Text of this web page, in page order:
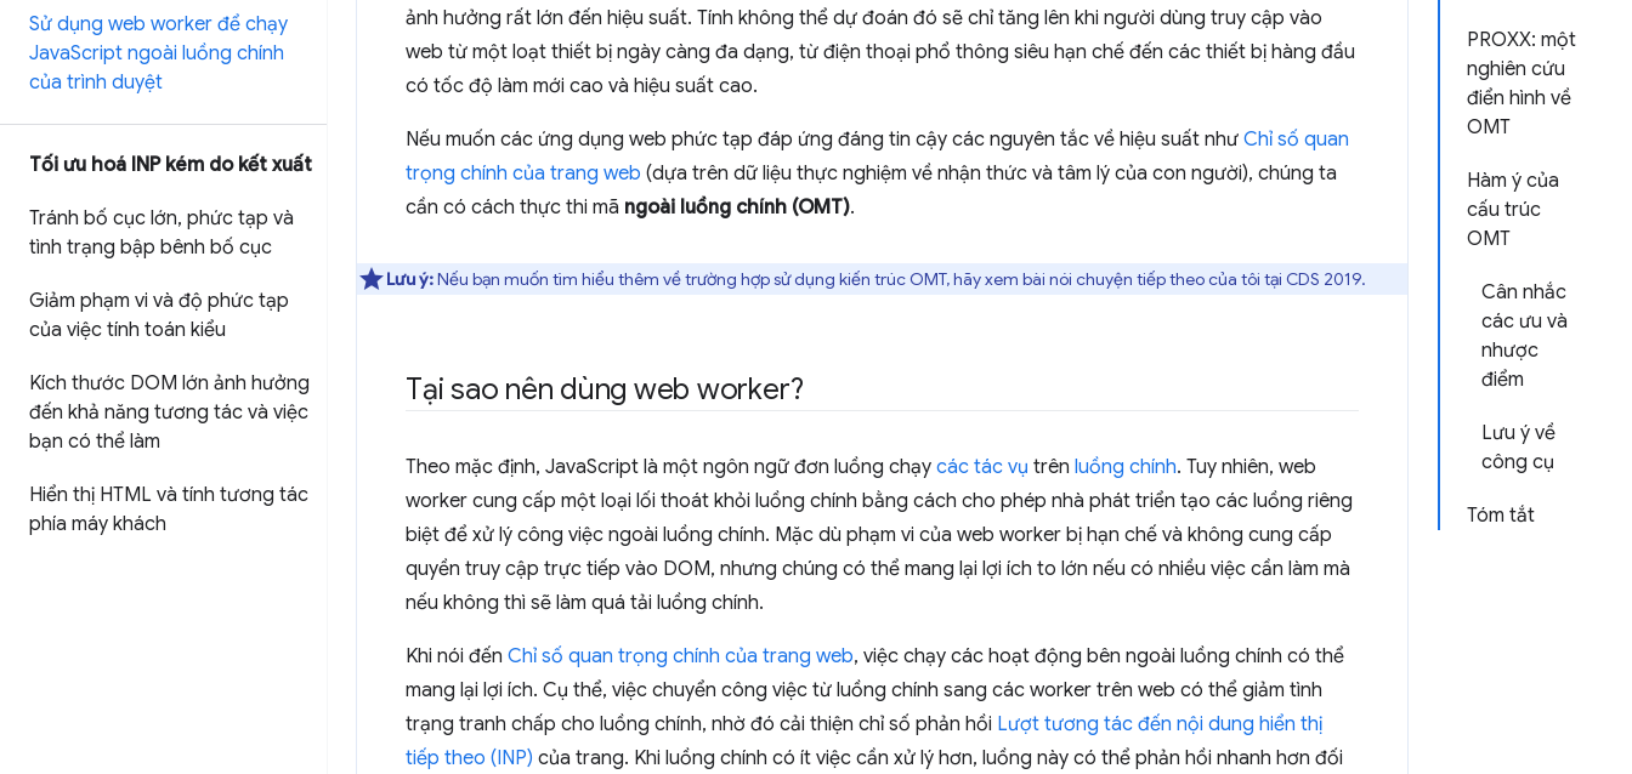
Sử dụng web worker để chạy
JavaScript ngoài luồng chính
của trình duyệt
Tối ưu hoá INP kém do kết xuất
Tránh bố cục lớn, phức tạp và
tình trạng bập bênh bố cục
Giảm phạm vi và độ phức tạp
của việc tính toán kiểu
Kích thước DOM lớn ảnh hưởng
đến khả năng tương tác và việc
bạn có thể làm
Hiển thị HTML và tính tương tác
phía máy khách
PROXX: một
nghiên cứu
điển hình về
OMT
Hàm ý của
cấu trúc
OMT
Cân nhắc
các ưu và
nhược
điểm
Lưu ý về
công cụ
Tóm tắt
ảnh hưởng rất lớn đến hiệu suất. Tính không thể dự đoán đó sẽ chỉ tăng lên khi người dùng truy cập vào
web từ một loạt thiết bị ngày càng đa dạng, từ điện thoại phổ thông siêu hạn chế đến các thiết bị hàng đầu
có tốc độ làm mới cao và hiệu suất cao.
Nếu muốn các ứng dụng web phức tạp đáp ứng đáng tin cậy các nguyên tắc về hiệu suất như Chỉ số quan
trọng chính của trang web (dựa trên dữ liệu thực nghiệm về nhận thức và tâm lý của con người), chúng ta
cần có cách thực thi mã ngoài luồng chính (OMT).
Lưu ý:Nếu bạn muốn tìm hiểu thêm về trường hợp sử dụng kiến trúc OMT, hãy xem bài nói chuyện tiếp theo của tôi tại CDS 2019.
Tại sao nên dùng web worker?
Theo mặc định, JavaScript là một ngôn ngữ đơn luồng chạy các tác vụ trên luồng chính. Tuy nhiên, web
worker cung cấp một loại lối thoát khỏi luồng chính bằng cách cho phép nhà phát triển tạo các luồng riêng
biệt để xử lý công việc ngoài luồng chính. Mặc dù phạm vi của web worker bị hạn chế và không cung cấp
quyền truy cập trực tiếp vào DOM, nhưng chúng có thể mang lại lợi ích to lớn nếu có nhiều việc cần làm mà
nếu không thì sẽ làm quá tải luồng chính.
Khi nói đến Chỉ số quan trọng chính của trang web, việc chạy các hoạt động bên ngoài luồng chính có thể
mang lại lợi ích. Cụ thể, việc chuyển công việc từ luồng chính sang các worker trên web có thể giảm tình
trạng tranh chấp cho luồng chính, nhờ đó cải thiện chỉ số phản hồi Lượt tương tác đến nội dung hiển thị
tiếp theo (INP) của trang. Khi luồng chính có ít việc cần xử lý hơn, luồng này có thể phản hồi nhanh hơn đối